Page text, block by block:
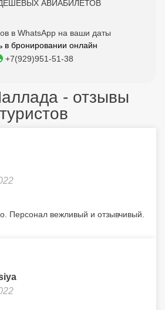
АВИАБИЛЕТОВ
в WhatsApp на ваши даты
бронировании онлайн
+7(929)951-51-38
- отзывы
туристов
Персонал вежливый и отзывчивый.